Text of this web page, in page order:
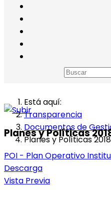
Está aquí:
Transparencia
Documentos de
Planes y Políticas 2018
Planes y Políticas
POI - Plan Operativo
Descarga
Vista Previa